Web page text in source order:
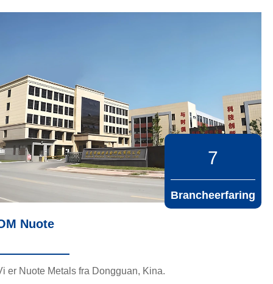
7
Brancheerfaring
Nuote
er Nuote Metals fra Dongguan, Kina.